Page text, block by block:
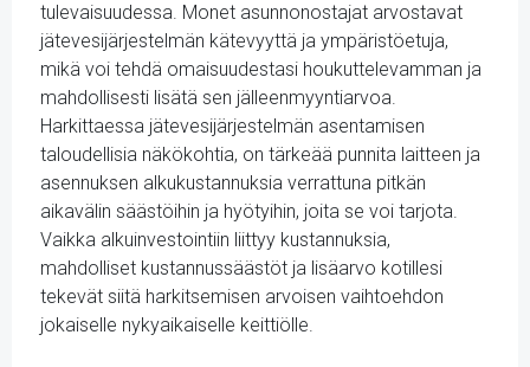
tulevaisuudessa. Monet asunnonostajat arvostavat
jätevesijärjestelmän kätevyyttä ja ympäristöetuja,
mikä voi tehdä omaisuudestasi houkuttelevamman ja
mahdollisesti lisätä sen jälleenmyyntiarvoa.
Harkittaessa jätevesijärjestelmän asentamisen
taloudellisia näkökohtia, on tärkeää punnita laitteen ja
asennuksen alkukustannuksia verrattuna pitkän
aikavälin säästöihin ja hyötyihin, joita se voi tarjota.
Vaikka alkuinvestointiin liittyy kustannuksia,
mahdolliset kustannussäästöt ja lisäarvo kotillesi
tekevät siitä harkitsemisen arvoisen vaihtoehdon
jokaiselle nykyaikaiselle keittiölle.